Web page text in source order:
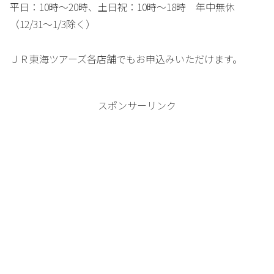
平日：10時～20時、土日祝：10時～18時 年中無休
（12/31～1/3除く）
ＪＲ東海ツアーズ各店舗でもお申込みいただけます。
スポンサーリンク